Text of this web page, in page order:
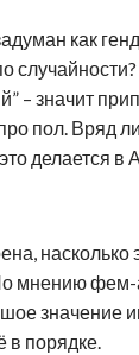
как
– значит
пол. Вряд
делается в
мнению фем-
значение
в порядке.